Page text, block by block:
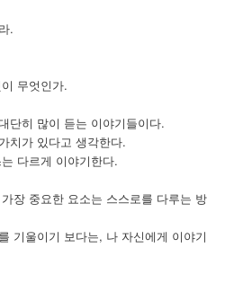
.
무엇인가.
단히 많이 듣는 이야기들이다.
치가 있다고 생각한다.
다르게 이야기한다.
장 중요한 요소는 스스로를 다루는 방
기울이기 보다는, 나 자신에게 이야기